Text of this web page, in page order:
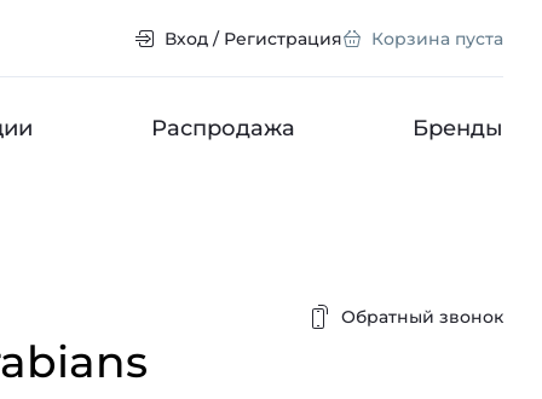
Вход / Регистрация Корзина пуста
Распродажа Бренды
Обратный звонок